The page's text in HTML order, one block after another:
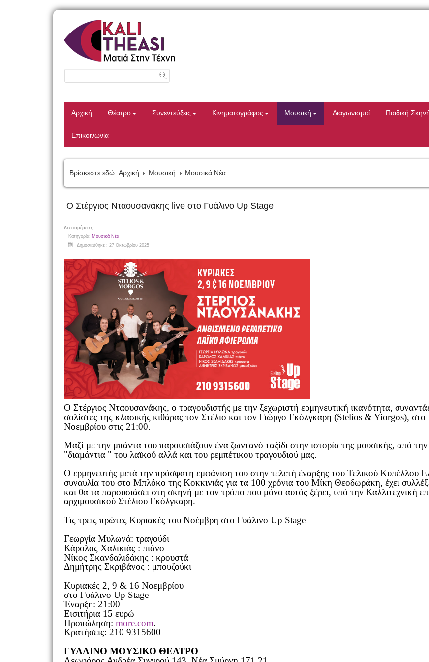
Αρχική Θέατρο Συνεντεύξεις Κινηματογράφος Μουσική Διαγωνισμοί Παιδική Σκηνή
Επικοινωνία
Βρίσκεστε εδώ: Αρχική Μουσική Μουσικά Νέα
Ο Στέργιος Νταουσανάκης live στο Γυάλινο Up Stage
Λεπτομέρειες
Κατηγορία: Μουσικά Νέα
Δημοσιεύθηκε : 27 Οκτωβρίου 2025
Ο Στέργιος Νταουσανάκης, ο τραγουδιστής με την ξεχωριστή ερμηνευτική ικανότητα,
σολίστες της κλασικής κιθάρας τον Στέλιο και τον Γιώργο Γκόλγκαρη (Stelios & Yiorgos),
Νοεμβρίου στις 21:00.
Mαζί με την μπάντα του παρουσιάζουν ένα ζωντανό ταξίδι στην ιστορία της μουσικής, από
"διαμάντια " του λαϊκού αλλά και του ρεμπέτικου τραγουδιού μας.
Ο ερμηνευτής μετά την πρόσφατη εμφάνιση του στην τελετή έναρξης του Τελικού
συναυλία του στο Μπλόκο της Κοκκινιάς για τα 100 χρόνια του Μίκη Θεοδωράκη, έχει
και θα τα παρουσιάσει στη σκηνή με τον τρόπο που μόνο αυτός ξέρει, υπό την Καλλιτεχνική
αρχιμουσικού Στέλιου Γκόλγκαρη.
Τις τρεις πρώτες Κυριακές του Νοέμβρη στο Γυάλινο Up Stage
Γεωργία Μυλωνά: τραγούδι
Κάρολος Χαλικιάς : πιάνο
Νίκος Σκανδαλιδάκης : κρουστά
Δημήτρης Σκριβάνος : μπουζούκι
Κυριακές 2, 9 & 16 Νοεμβρίου
στο Γυάλινο Up Stage
Έναρξη: 21:00
Εισιτήρια 15 ευρώ
Προπώληση: more.com.
Κρατήσεις: 210 9315600
ΓΥΑΛΙΝΟ ΜΟΥΣΙΚΟ ΘΕΑΤΡΟ